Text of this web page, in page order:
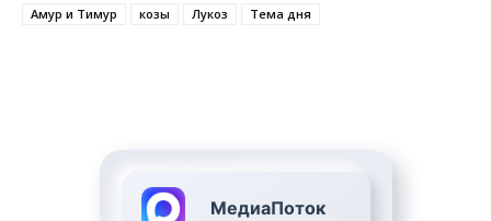
Амур и Тимур козы Лукоз Тема дня
МедиаПоток